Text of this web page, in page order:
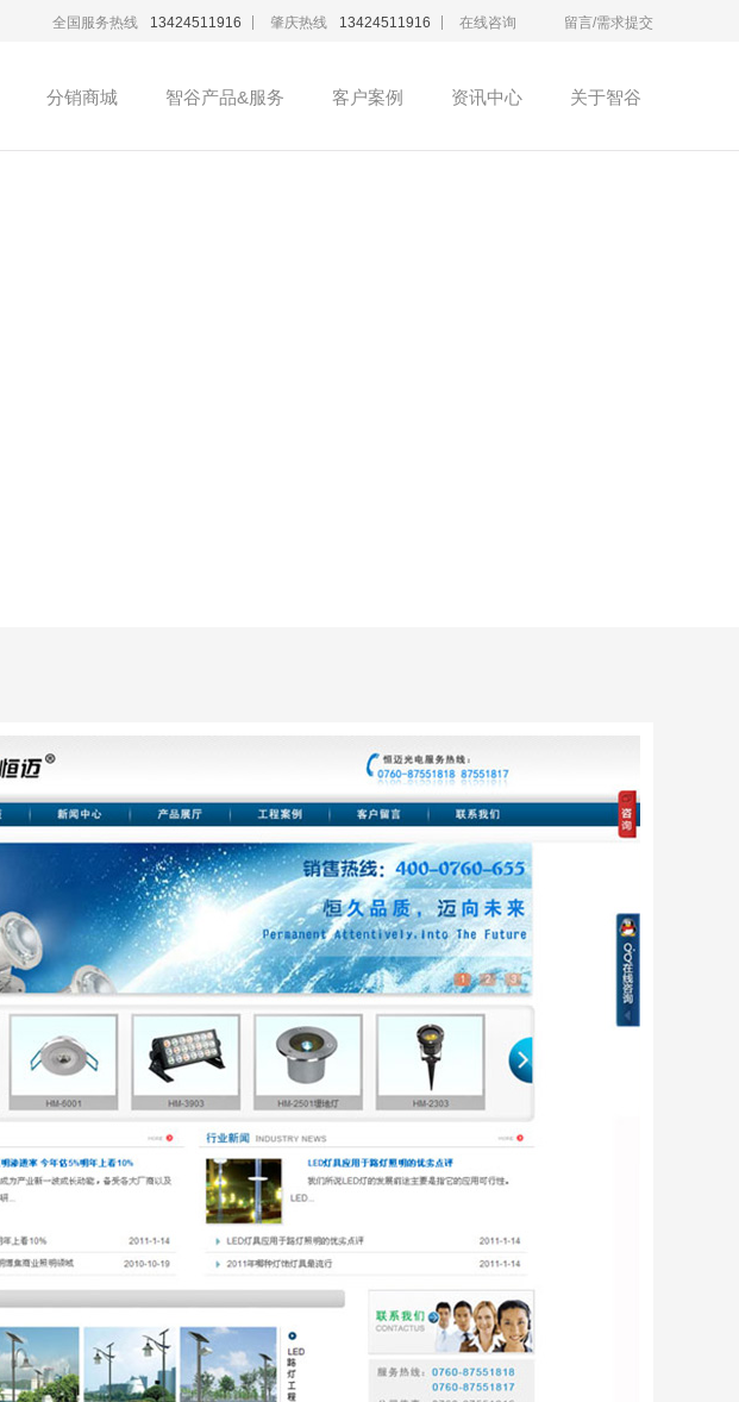
全国服务热线 13424511916 肇庆热线 13424511916 在线咨询 留言/需求提交
分销商城 智谷产品&服务 客户案例 资讯中心 关于智谷
微信公众号开发 手机网站制作 商城网站建设